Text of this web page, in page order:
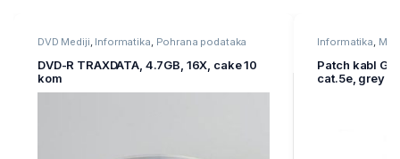
DVD Mediji, Informatika, Pohrana podataka
DVD-R TRAXDATA, 4.7GB, 16X, cake 10
kom
Informatika,
Patch kabl
cat.5e, grey